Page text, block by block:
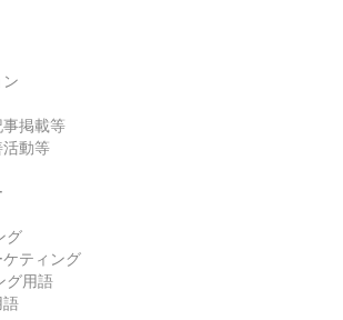
掲載等
動等
グ
ティング
グ用語